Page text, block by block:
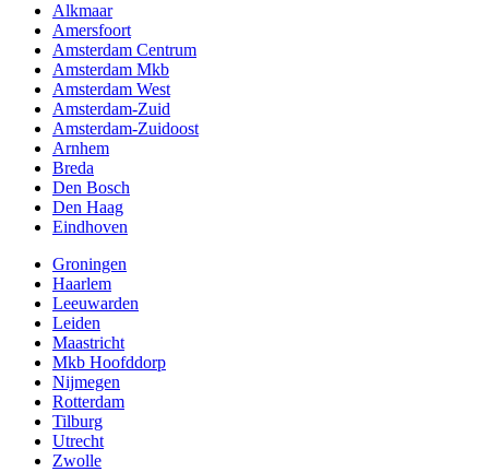
Alkmaar
Amersfoort
Amsterdam Centrum
Amsterdam Mkb
Amsterdam West
Amsterdam-Zuid
Amsterdam-Zuidoost
Arnhem
Breda
Den Bosch
Den Haag
Eindhoven
Groningen
Haarlem
Leeuwarden
Leiden
Maastricht
Mkb Hoofddorp
Nijmegen
Rotterdam
Tilburg
Utrecht
Zwolle